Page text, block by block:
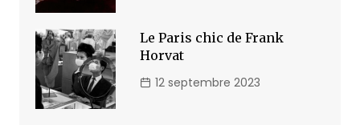
Le Paris chic de Frank
Horvat
12 septembre 2023